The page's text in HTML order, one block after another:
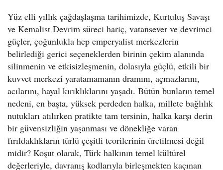
Yüz elli yıllık çağdaşlaşma tarihimizde, Kurtuluş Savaşı
ve Kemalist Devrim süreci hariç, vatansever ve devrimci
güçler, çoğunlukla hep emperyalist merkezlerin
belirlediği gerici seçeneklerden birinin çekim alanında
silinmenin ve etkisizleşmenin, dolasıyla güçlü, etkili bir
kuvvet merkezi yaratamamanın dramını, açmazlarını,
acılarını, hayal kırıklıklarını yaşadı. Bütün bunların temel
nedeni, en başta, yüksek perdeden halka, millete bağlılık
nutukları atılırken pratikte tam tersinin, halka karşı derin
bir güvensizliğin yaşanması ve dönekliğe varan
fırıldaklıkların türlü çeşitli teorilerinin üretilmesi değil
midir? Koşut olarak, Türk halkının temel kültürel
değerleriyle, davranış kodlarıyla birleşmekten kaçınan